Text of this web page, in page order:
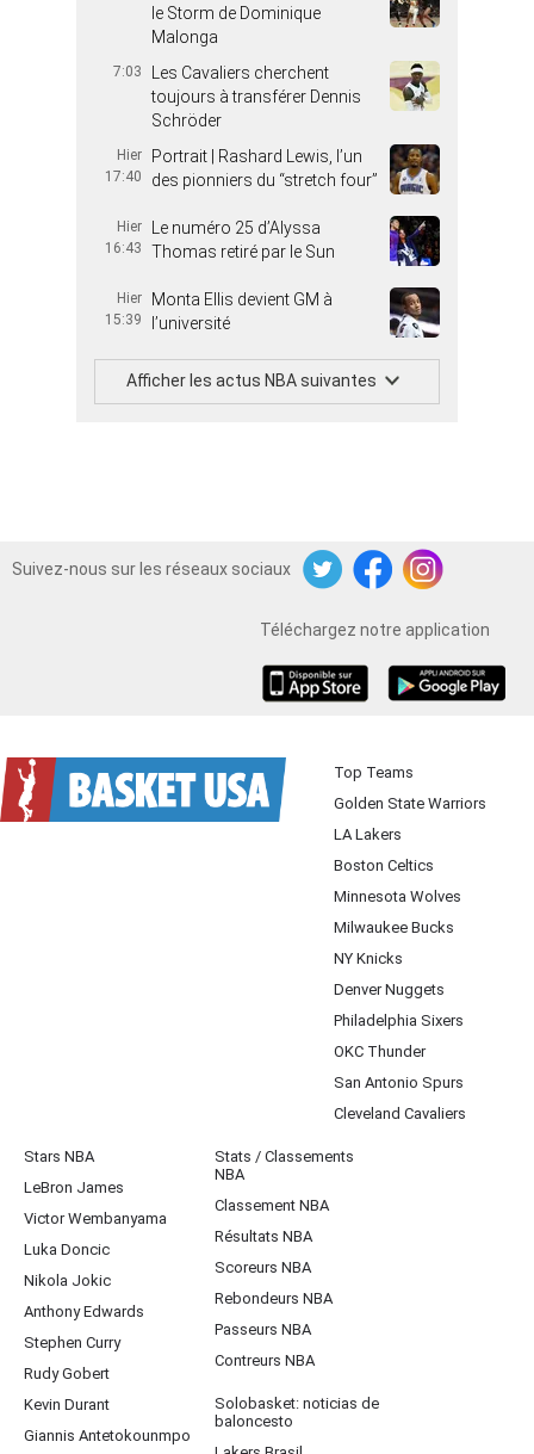
le Storm de Dominique
Malonga
7:03
Les Cavaliers cherchent
toujours à transférer Dennis
Schröder
Hier
17:40
Portrait | Rashard Lewis, l’un
des pionniers du “stretch four”
Hier
16:43
Le numéro 25 d’Alyssa
Thomas retiré par le Sun
Hier
15:39
Monta Ellis devient GM à
l’université
Afficher les actus NBA suivantes
Suivez-nous sur les réseaux sociaux
TwitterFacebookInstagram
Téléchargez notre application
Top Teams
Golden State Warriors
LA Lakers
Boston Celtics
Minnesota Wolves
Milwaukee Bucks
NY Knicks
Denver Nuggets
Philadelphia Sixers
OKC Thunder
San Antonio Spurs
Cleveland Cavaliers
Stars NBA
LeBron James
Victor Wembanyama
Luka Doncic
Nikola Jokic
Anthony Edwards
Stephen Curry
Rudy Gobert
Kevin Durant
Giannis Antetokounmpo
Stats / Classements
NBA
Classement NBA
Résultats NBA
Scoreurs NBA
Rebondeurs NBA
Passeurs NBA
Contreurs NBA
Solobasket: noticias de
baloncesto